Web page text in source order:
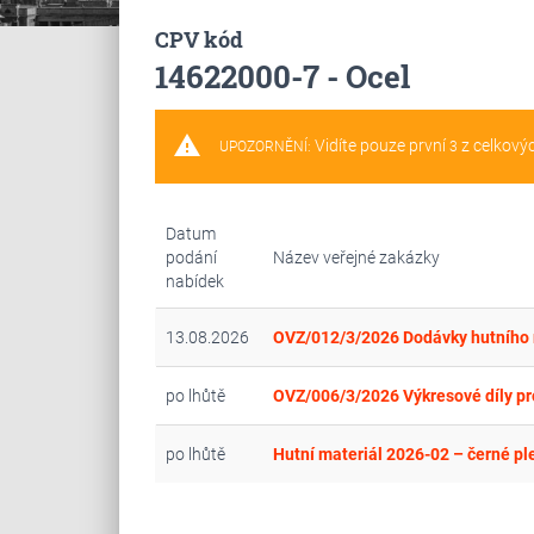
CPV kód
14622000-7 - Ocel
warning UPOZORNĚNÍ: Vidíte pouze první 3 z
Datum
podání
nabídek
Název veřejné zakázky
13.08.2026 OVZ/012/3/2026 Dodávky
po lhůtě OVZ/006/3/2026 Výkresové díly
po lhůtě Hutní materiál 2026-02 – černé